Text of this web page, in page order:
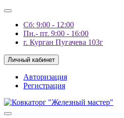
Сб: 9:00 - 12:00
Пн.- пт. 9:00 - 16:00
г. Курган Пугачева 103г
Личный кабинет
Авторизация
Регистрация